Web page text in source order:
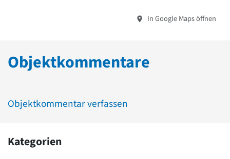
In Google Maps öffnen
Objektkommentare
Objektkommentar verfassen
Kategorien